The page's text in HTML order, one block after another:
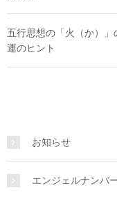
五行思想の「火（か）
運のヒント
お知らせ
エンジェルナンバ